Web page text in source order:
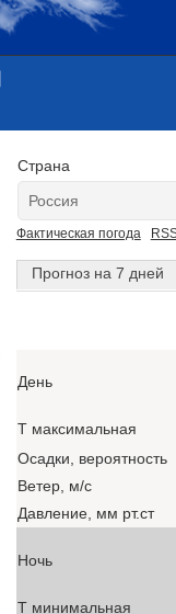
Страна
Фактическая погода
Прогноз на 7 дней
День
T максимальная
Осадки, вероятность
Ветер, м/с
Давление, мм рт.ст
Ночь
T минимальная